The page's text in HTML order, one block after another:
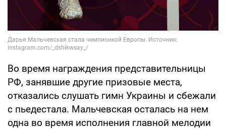
Во время награждения представительницы
РФ, занявшие другие призовые места,
отказались слушать гимн Украины и сбежали
с пьедестала. Мальчевская осталась на нем
одна во время исполнения главной мелодии